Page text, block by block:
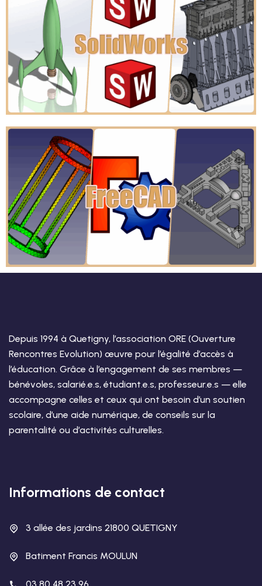
Depuis 1994 à Quetigny, l’association ORE (Ouverture
Rencontres Evolution) œuvre pour l’égalité d’accès à
l’éducation. Grâce à l’engagement de ses membres —
bénévoles, salarié.e.s, étudiant.e.s, professeur.e.s — elle
accompagne celles et ceux qui ont besoin d’un soutien
scolaire, d’une aide numérique, de conseils sur la
parentalité ou d’activités culturelles.
Informations de contact
3 allée des jardins 21800 QUETIGNY
Batiment Francis MOULUN